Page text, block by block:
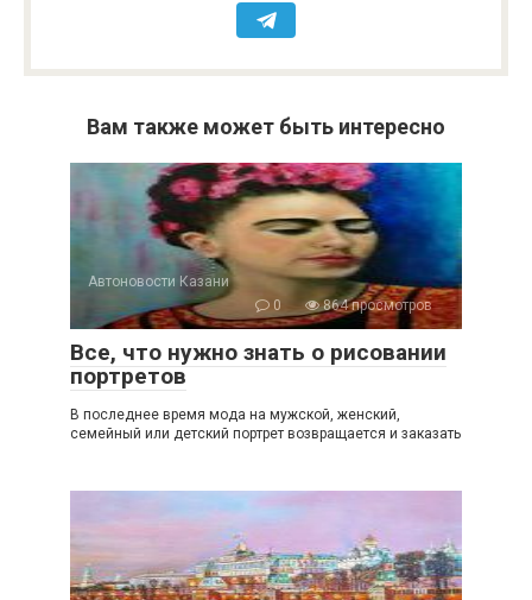
Вам также может быть интересно
Автоновости Казани
0
864 просмотров
Все, что нужно знать о рисовании
портретов
В последнее время мода на мужской, женский,
семейный или детский портрет возвращается и заказать